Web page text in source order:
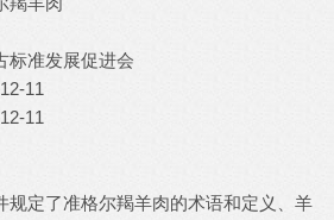
标准发展促进会
11
11
规定了准格尔羯羊肉的术语和定义、羊